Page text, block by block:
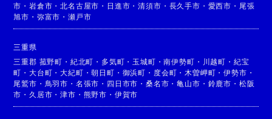
市 ・岩倉市 ・北名古屋市 ・ 日進市 ・清須市 ・ 長久手市 ・ 愛西市 ・ 尾張
旭市 ・ 弥富市 ・瀬戸市
三重県
三重郡 菰野町 ・ 紀北町 ・ 多気町 ・ 玉城町 ・南伊勢町 ・ 川越町 ・ 紀宝
町 ・大台町 ・大紀町 ・朝日町 ・ 御浜町 ・ 度会町 ・ 木曽岬町 ・伊勢市 ・
尾鷲市 ・ 鳥羽市 ・ 名張市 ・ 四日市市 ・桑名市 ・亀山市 ・ 鈴鹿市 ・ 松阪
市 ・ 久居市 ・津市 ・ 熊野市 ・ 伊賀市